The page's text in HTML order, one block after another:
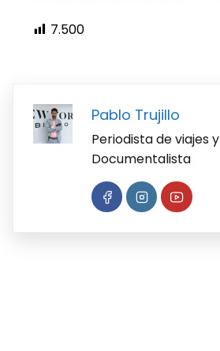
7.500
Pablo Trujillo
Periodista de viajes y
Documentalista